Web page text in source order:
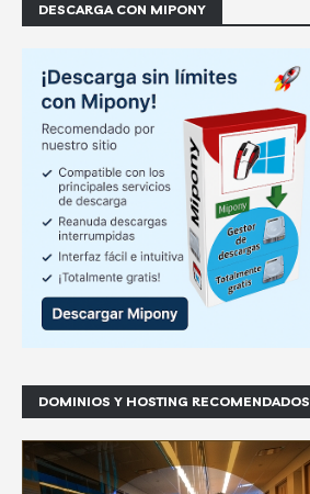
DESCARGA CON MIPONY
DOMINIOS Y HOSTING RECOMENDADOS